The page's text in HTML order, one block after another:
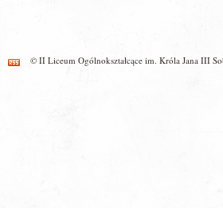
© II Liceum Ogólnokształcące im. Króla Jana III